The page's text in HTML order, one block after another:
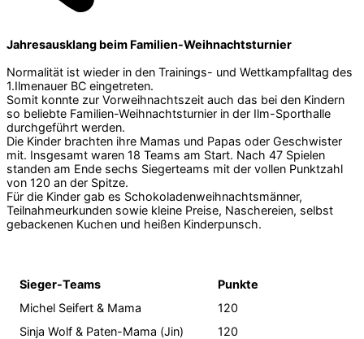
Jahresausklang beim Familien-Weihnachtsturnier
Normalität ist wieder in den Trainings- und Wettkampfalltag des
1.Ilmenauer BC eingetreten.
Somit konnte zur Vorweihnachtszeit auch das bei den Kindern
so beliebte Familien-Weihnachtsturnier in der Ilm-Sporthalle
durchgeführt werden.
Die Kinder brachten ihre Mamas und Papas oder Geschwister
mit. Insgesamt waren 18 Teams am Start. Nach 47 Spielen
standen am Ende sechs Siegerteams mit der vollen Punktzahl
von 120 an der Spitze.
Für die Kinder gab es Schokoladenweihnachtsmänner,
Teilnahmeurkunden sowie kleine Preise, Naschereien, selbst
gebackenen Kuchen und heißen Kinderpunsch.
Sieger-Teams
Punkte
Michel Seifert & Mama
120
Sinja Wolf & Paten-Mama (Jin)
120